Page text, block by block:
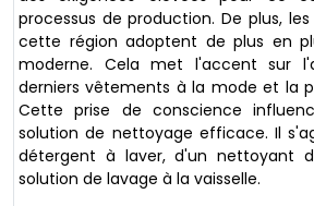
processus de production. De plus,
cette région adoptent de plus en
moderne. Cela met l'accent sur
derniers vêtements à la mode et la
Cette prise de conscience
solution de nettoyage efficace. Il
détergent à laver, d'un nettoyant
solution de lavage à la vaisselle.